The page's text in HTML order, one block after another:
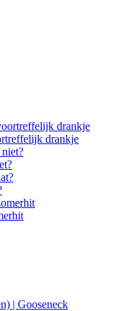
drankje
| Gooseneck